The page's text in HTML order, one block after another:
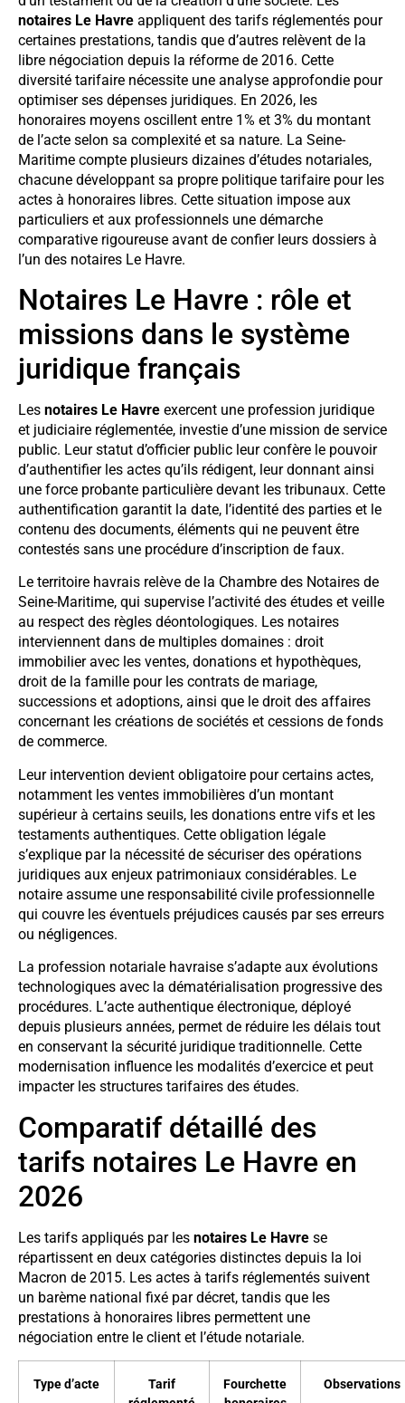
notaires Le Havre appliquent des tarifs réglementés pour
certaines prestations, tandis que d’autres relèvent de la
libre négociation depuis la réforme de 2016. Cette
diversité tarifaire nécessite une analyse approfondie pour
optimiser ses dépenses juridiques. En 2026, les
honoraires moyens oscillent entre 1% et 3% du montant
de l’acte selon sa complexité et sa nature. La Seine-
Maritime compte plusieurs dizaines d’études notariales,
chacune développant sa propre politique tarifaire pour les
actes à honoraires libres. Cette situation impose aux
particuliers et aux professionnels une démarche
comparative rigoureuse avant de confier leurs dossiers à
l’un des notaires Le Havre.
Notaires Le Havre : rôle et
missions dans le système
juridique français
Les notaires Le Havre exercent une profession juridique
et judiciaire réglementée, investie d’une mission de service
public. Leur statut d’officier public leur confère le pouvoir
d’authentifier les actes qu’ils rédigent, leur donnant ainsi
une force probante particulière devant les tribunaux. Cette
authentification garantit la date, l’identité des parties et le
contenu des documents, éléments qui ne peuvent être
contestés sans une procédure d’inscription de faux.
Le territoire havrais relève de la Chambre des Notaires de
Seine-Maritime, qui supervise l’activité des études et veille
au respect des règles déontologiques. Les notaires
interviennent dans de multiples domaines : droit
immobilier avec les ventes, donations et hypothèques,
droit de la famille pour les contrats de mariage,
successions et adoptions, ainsi que le droit des affaires
concernant les créations de sociétés et cessions de fonds
de commerce.
Leur intervention devient obligatoire pour certains actes,
notamment les ventes immobilières d’un montant
supérieur à certains seuils, les donations entre vifs et les
testaments authentiques. Cette obligation légale
s’explique par la nécessité de sécuriser des opérations
juridiques aux enjeux patrimoniaux considérables. Le
notaire assume une responsabilité civile professionnelle
qui couvre les éventuels préjudices causés par ses erreurs
ou négligences.
La profession notariale havraise s’adapte aux évolutions
technologiques avec la dématérialisation progressive des
procédures. L’acte authentique électronique, déployé
depuis plusieurs années, permet de réduire les délais tout
en conservant la sécurité juridique traditionnelle. Cette
modernisation influence les modalités d’exercice et peut
impacter les structures tarifaires des études.
Comparatif détaillé des
tarifs notaires Le Havre en
2026
Les tarifs appliqués par les notaires Le Havre se
répartissent en deux catégories distinctes depuis la loi
Macron de 2015. Les actes à tarifs réglementés suivent
un barème national fixé par décret, tandis que les
prestations à honoraires libres permettent une
négociation entre le client et l’étude notariale.
Type d’acte
Tarif
Fourchette
Observations